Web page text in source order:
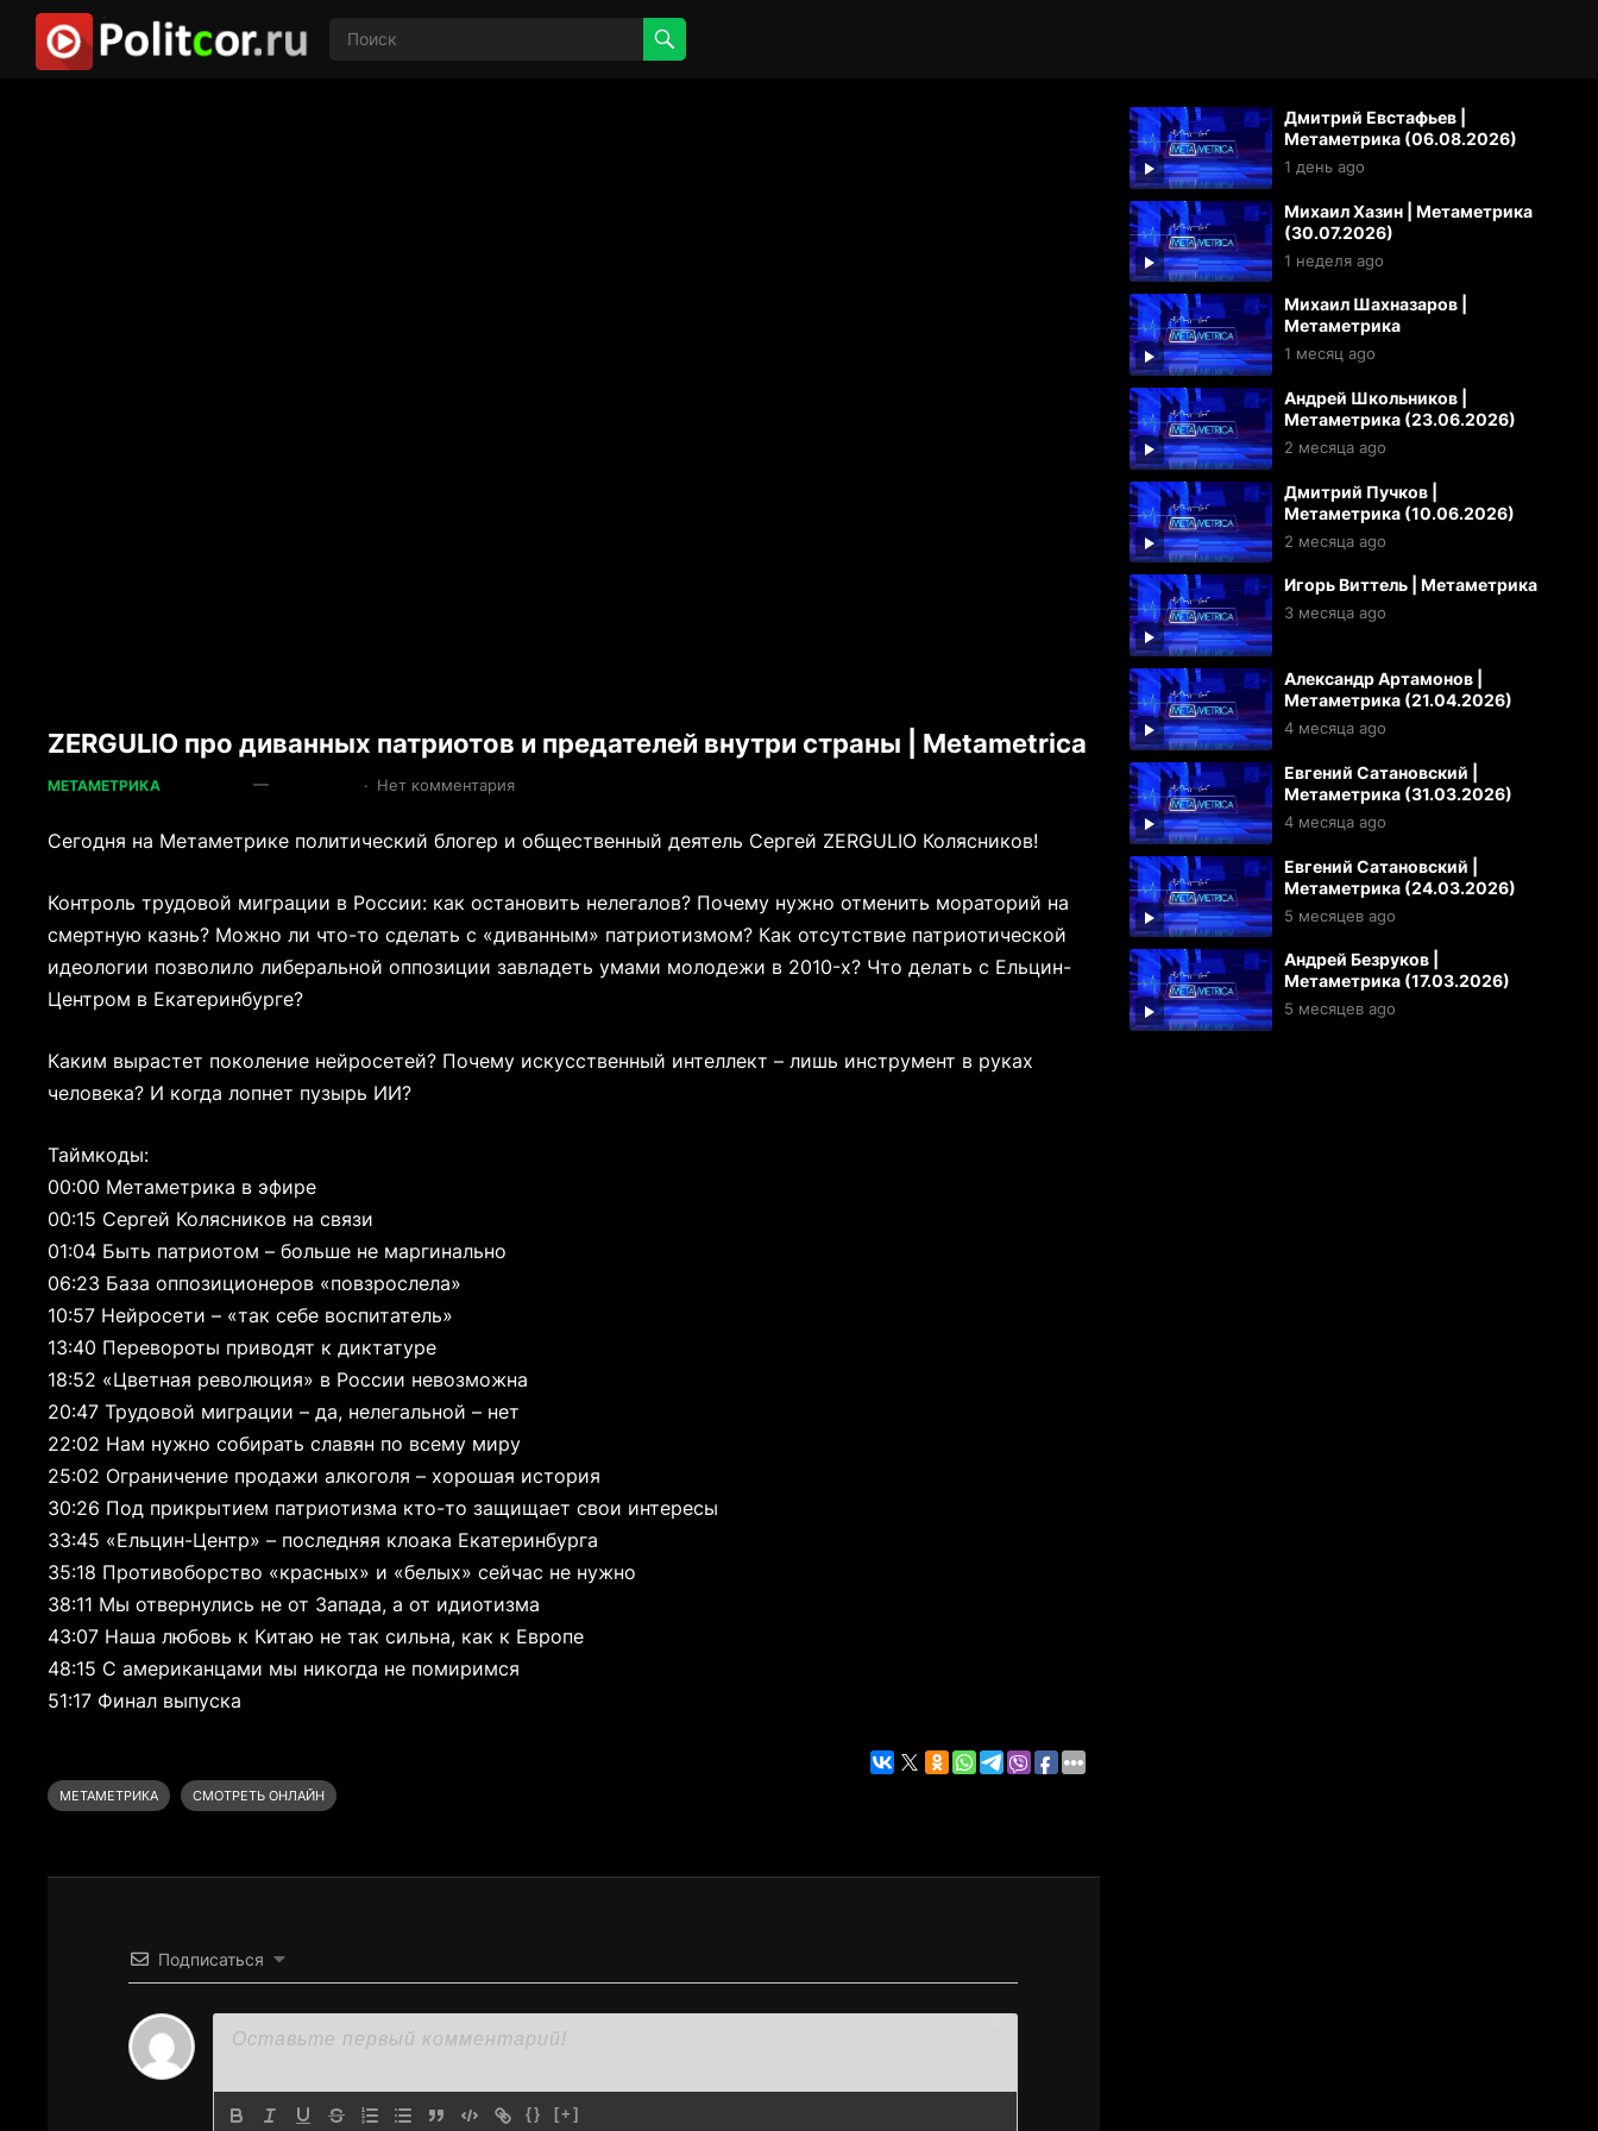
ZERGULIO про диванных патриотов и предателей внутри страны | Metametrica
МЕТАМЕТРИКА — · Нет комментария
Сегодня на Метаметрике политический блогер и общественный деятель Сергей ZERGULIO Колясников!
Контроль трудовой миграции в России: как остановить нелегалов? Почему нужно отменить мораторий на
смертную казнь? Можно ли что-то сделать с «диванным» патриотизмом? Как отсутствие патриотической
идеологии позволило либеральной оппозиции завладеть умами молодежи в 2010-х? Что делать с Ельцин-
Центром в Екатеринбурге?
Каким вырастет поколение нейросетей? Почему искусственный интеллект – лишь инструмент в руках
человека? И когда лопнет пузырь ИИ?
Таймкоды:
00:00 Метаметрика в эфире
00:15 Сергей Колясников на связи
01:04 Быть патриотом – больше не маргинально
06:23 База оппозиционеров «повзрослела»
10:57 Нейросети – «так себе воспитатель»
13:40 Перевороты приводят к диктатуре
18:52 «Цветная революция» в России невозможна
20:47 Трудовой миграции – да, нелегальной – нет
22:02 Нам нужно собирать славян по всему миру
25:02 Ограничение продажи алкоголя – хорошая история
30:26 Под прикрытием патриотизма кто-то защищает свои интересы
33:45 «Ельцин-Центр» – последняя клоака Екатеринбурга
35:18 Противоборство «красных» и «белых» сейчас не нужно
38:11 Мы отвернулись не от Запада, а от идиотизма
43:07 Наша любовь к Китаю не так сильна, как к Европе
48:15 С американцами мы никогда не помиримся
51:17 Финал выпуска
МЕТАМЕТРИКА СМОТРЕТЬ ОНЛАЙН
Подписаться
{} [+]
Дмитрий Евстафьев |
Метаметрика (06.08.2026)
1 день ago
Михаил Хазин | Метаметрика
(30.07.2026)
1 неделя ago
Михаил Шахназаров |
Метаметрика
1 месяц ago
Андрей Школьников |
Метаметрика (23.06.2026)
2 месяца ago
Дмитрий Пучков |
Метаметрика (10.06.2026)
2 месяца ago
Игорь Виттель | Метаметрика
3 месяца ago
Александр Артамонов |
Метаметрика (21.04.2026)
4 месяца ago
Евгений Сатановский |
Метаметрика (31.03.2026)
4 месяца ago
Евгений Сатановский |
Метаметрика (24.03.2026)
5 месяцев ago
Андрей Безруков |
Метаметрика (17.03.2026)
5 месяцев ago